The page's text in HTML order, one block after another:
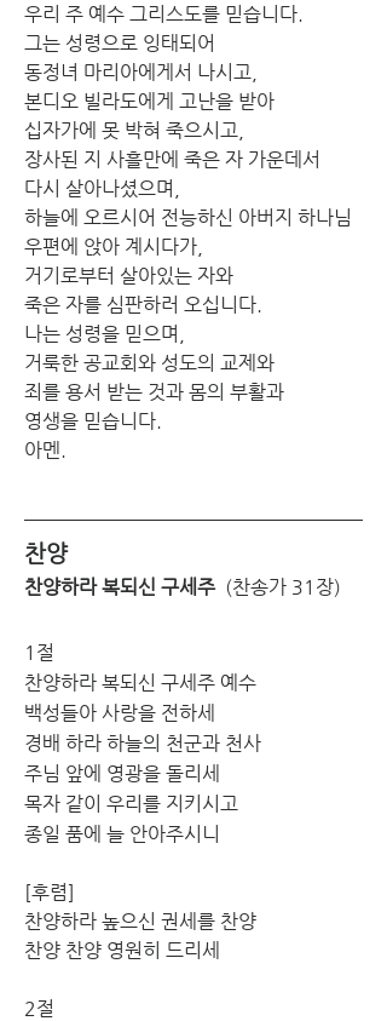
우리 주 예수 그리스도를 믿습니다.
그는 성령으로 잉태되어
동정녀 마리아에게서 나시고,
본디오 빌라도에게 고난을 받아
십자가에 못 박혀 죽으시고,
장사된 지 사흘만에 죽은 자 가운데서
다시 살아나셨으며,
하늘에 오르시어 전능하신 아버지 하나님
우편에 앉아 계시다가,
거기로부터 살아있는 자와
죽은 자를 심판하러 오십니다.
나는 성령을 믿으며,
거룩한 공교회와 성도의 교제와
죄를 용서 받는 것과 몸의 부활과
영생을 믿습니다.
아멘.
찬양
찬양하라 복되신 구세주
  (찬송가 31장)
1절
찬양하라 복되신 구세주 예수
백성들아 사랑을 전하세
경배 하라 하늘의 천군과 천사
주님 앞에 영광을 돌리세
목자 같이 우리를 지키시고
종일 품에 늘 안아주시니
[후렴]
찬양하라 높으신 권세를 찬양
찬양 찬양 영원히 드리세
2절